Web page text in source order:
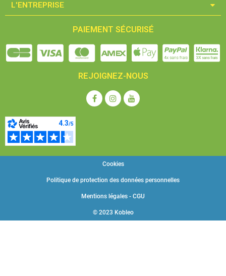
L'ENTREPRISE​
PAIEMENT SÉCURISÉ
REJOIGNEZ-NOUS
© 2023 Kobleo
Mentions légales - CGU
Politique de protection des données personnelles
Cookies